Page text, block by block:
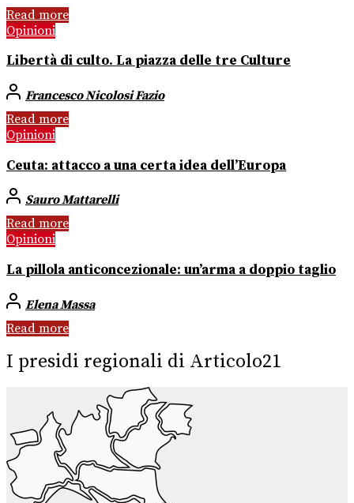
Read more
Opinioni
Libertà di culto. La piazza delle tre Culture
Francesco Nicolosi Fazio
Read more
Opinioni
Ceuta: attacco a una certa idea dell’Europa
Sauro Mattarelli
Read more
Opinioni
La pillola anticoncezionale: un’arma a doppio taglio
Elena Massa
Read more
I presidi regionali di Articolo21